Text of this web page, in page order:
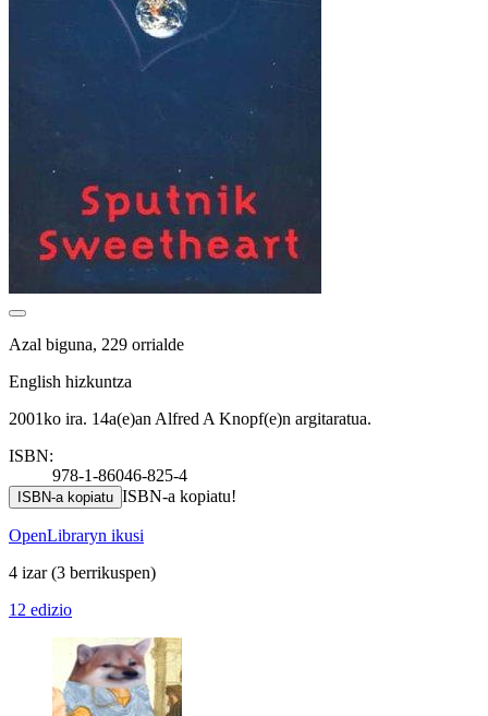
Azal biguna, 229 orrialde
English hizkuntza
2001ko ira. 14a(e)an Alfred A Knopf(e)n argitaratua.
ISBN:
978-1-86046-825-4
ISBN-a kopiatu ISBN-a kopiatu!
OpenLibraryn ikusi
4 izar(3 berrikuspen)
12 edizio